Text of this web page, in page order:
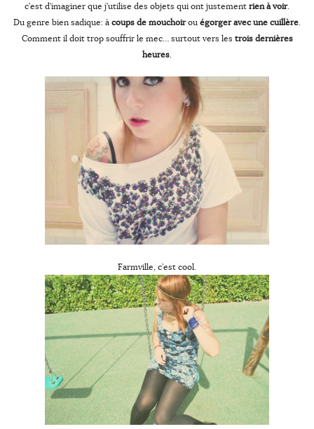
c’est d’imaginer que j’utilise des objets qui ont justement rien à voir.
Du genre bien sadique: à coups de mouchoirou égorger avec une cuillère.
Comment il doit trop souffrir le mec… surtout vers les trois dernières
heures.
Farmville, c’est cool.